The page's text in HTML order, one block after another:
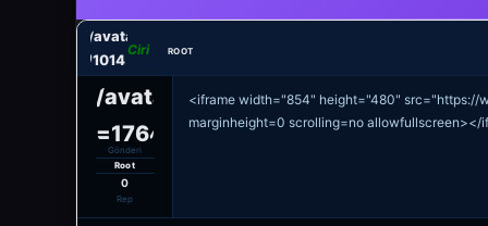
wtsupport/avatars/avatar_1.jpg?
Ciri ROOT
avatars/avatar_1.jpg?
dateline=1764011014
Gönderi
Root
0
Rep
<iframe width="854" height="480" src="https://
marginheight=0 scrolling=no allowfullscreen></